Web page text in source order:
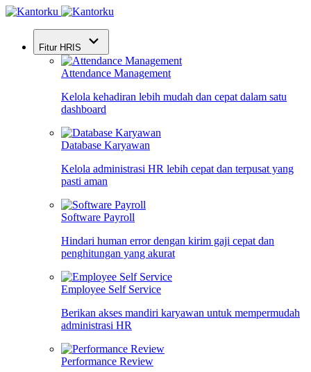
Fitur HRIS
Attendance Management
Kelola kehadiran lebih mudah dan cepat dalam satu
dashboard
Database Karyawan
Kelola administrasi HR lebih cepat dan terpusat yang
pasti aman
Software Payroll
Hindari human error dengan kirim gaji cepat dan
penghitungan yang akurat
Employee Self Service
Berikan akses mandiri karyawan untuk mempermudah
administrasi HR
Performance Review